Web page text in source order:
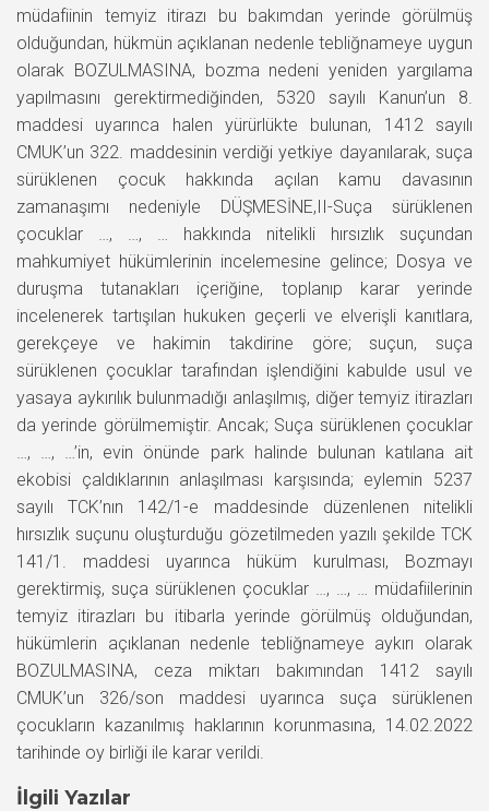
müdafiinin temyiz itirazı bu bakımdan yerinde görülmüş
olduğundan, hükmün açıklanan nedenle tebliğnameye uygun
olarak BOZULMASINA, bozma nedeni yeniden yargılama
yapılmasını gerektirmediğinden, 5320 sayılı Kanun’un 8.
maddesi uyarınca halen yürürlükte bulunan, 1412 sayılı
CMUK’un 322. maddesinin verdiği yetkiye dayanılarak, suça
sürüklenen çocuk hakkında açılan kamu davasının
zamanaşımı nedeniyle DÜŞMESİNE,II-Suça sürüklenen
çocuklar …, …, … hakkında nitelikli hırsızlık suçundan
mahkumiyet hükümlerinin incelemesine gelince; Dosya ve
duruşma tutanakları içeriğine, toplanıp karar yerinde
incelenerek tartışılan hukuken geçerli ve elverişli kanıtlara,
gerekçeye ve hakimin takdirine göre; suçun, suça
sürüklenen çocuklar tarafından işlendiğini kabulde usul ve
yasaya aykırılık bulunmadığı anlaşılmış, diğer temyiz itirazları
da yerinde görülmemiştir. Ancak; Suça sürüklenen çocuklar
…, …, …’in, evin önünde park halinde bulunan katılana ait
ekobisi çaldıklarının anlaşılması karşısında; eylemin 5237
sayılı TCK’nın 142/1-e maddesinde düzenlenen nitelikli
hırsızlık suçunu oluşturduğu gözetilmeden yazılı şekilde TCK
141/1. maddesi uyarınca hüküm kurulması, Bozmayı
gerektirmiş, suça sürüklenen çocuklar …, …, … müdafiilerinin
temyiz itirazları bu itibarla yerinde görülmüş olduğundan,
hükümlerin açıklanan nedenle tebliğnameye aykırı olarak
BOZULMASINA, ceza miktarı bakımından 1412 sayılı
CMUK’un 326/son maddesi uyarınca suça sürüklenen
çocukların kazanılmış haklarının korunmasına, 14.02.2022
tarihinde oy birliği ile karar verildi.
İlgili Yazılar